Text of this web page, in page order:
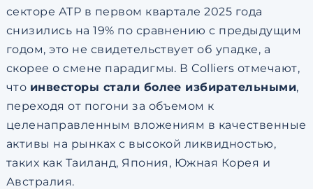
секторе АТР в первом квартале 2025 года
снизились на 19% по сравнению с предыдущим
годом, это не свидетельствует об упадке, а
скорее о смене парадигмы. В Colliers отмечают,
что инвесторы стали более избирательными,
переходя от погони за объемом к
целенаправленным вложениям в качественные
активы на рынках с высокой ликвидностью,
таких как Таиланд, Япония, Южная Корея и
Австралия.